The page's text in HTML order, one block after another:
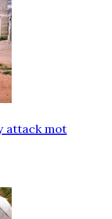
attack mot